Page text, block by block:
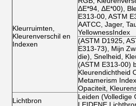
Kleurruimten,
Kleurenverschil en
Indexen
ΔE*94, ΔE*00),
E313-00, ASTM
AATCC, Jager,
YellownessIndex
(ASTM D1925,
E313-73), Mijn
die), Snelheid,
(ASTM E313-00)
Kleurendichtheid
Metamerism
Opaciteit,
Lichtbron
Leiden (Volledige